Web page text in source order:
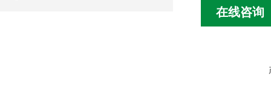
在线咨询